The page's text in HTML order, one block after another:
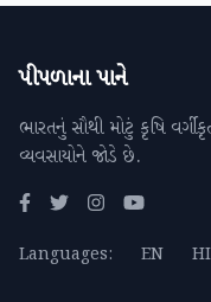
પીપળાના પાને
ભારતનું સૌથી મોટું કૃષિ
વ્યવસાયોને જોડે છે.
Languages: EN HI